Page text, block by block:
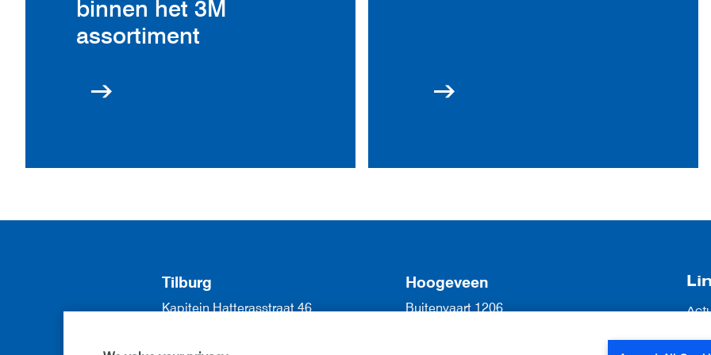
binnen het 3M
assortiment
Tilburg
Kapitein Hatterasstraat 46
Hoogeveen
Buitenvaart 1206